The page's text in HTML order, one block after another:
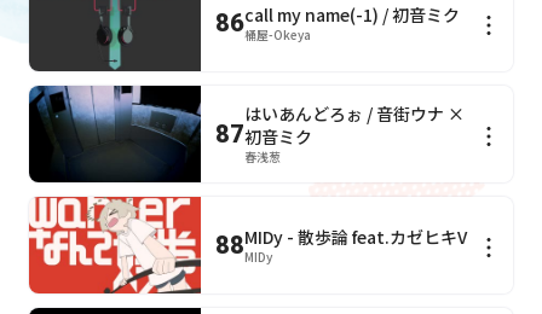
86call my name(-1) / 初音ミク
桶屋-Okeya
87
はいあんどろぉ / 音街ウナ ×
初音ミク
春浅葱
88MIDy - 散歩論 feat.カゼヒキV
MIDy